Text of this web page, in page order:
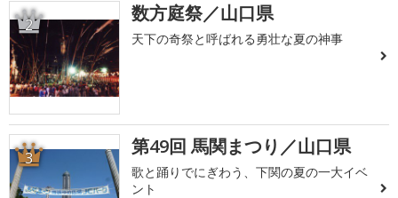
2 数方庭祭／山口県
天下の奇祭と呼ばれる勇壮な夏の神事
3 第49回 馬関まつり／山口県
歌と踊りでにぎわう、下関の夏の一大イベ
ント